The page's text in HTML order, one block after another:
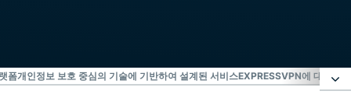
폼개인정보 보호 중심의 기술에 기반하여 설계된 서비스EXPRESSVPN에 대한 고